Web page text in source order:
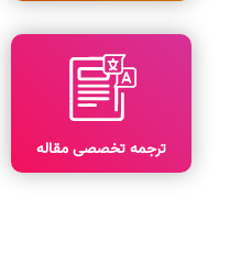
ترجمه تخصصی مقاله